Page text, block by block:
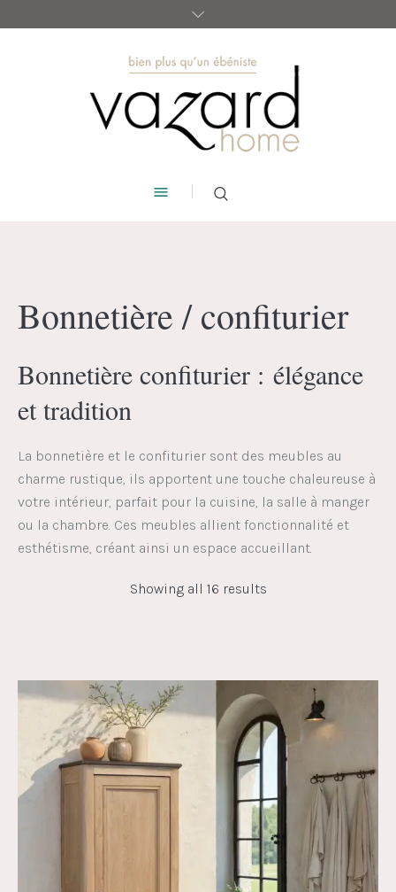
Bonnetière / confiturier
Bonnetière confiturier : élégance
et tradition
La bonnetière et le confiturier sont des meubles au
charme rustique, ils apportent une touche chaleureuse à
votre intérieur, parfait pour la cuisine, la salle à manger
ou la chambre. Ces meubles allient fonctionnalité et
esthétisme, créant ainsi un espace accueillant.
Showing all 16 results